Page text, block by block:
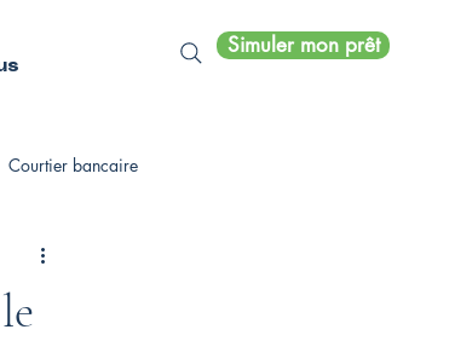
Simuler mon prêt
Courtier bancaire